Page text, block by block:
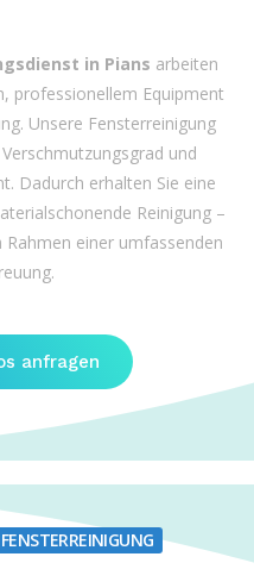
in Pians arbeiten
professionellem Equipment
Unsere Fensterreinigung
und
Dadurch erhalten Sie eine
Reinigung –
einer umfassenden
anfragen
FENSTERREINIGUNG